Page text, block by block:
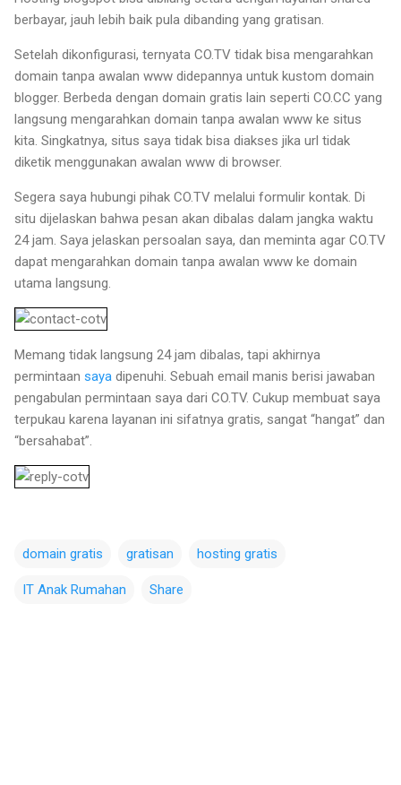
berbayar, jauh lebih baik pula dibanding yang gratisan.
Setelah dikonfigurasi, ternyata CO.TV tidak bisa mengarahkan
domain tanpa awalan www didepannya untuk kustom domain
blogger. Berbeda dengan domain gratis lain seperti CO.CC yang
langsung mengarahkan domain tanpa awalan www ke situs
kita. Singkatnya, situs saya tidak bisa diakses jika url tidak
diketik menggunakan awalan www di browser.
Segera saya hubungi pihak CO.TV melalui formulir kontak. Di
situ dijelaskan bahwa pesan akan dibalas dalam jangka waktu
24 jam. Saya jelaskan persoalan saya, dan meminta agar CO.TV
dapat mengarahkan domain tanpa awalan www ke domain
utama langsung.
Memang tidak langsung 24 jam dibalas, tapi akhirnya
permintaan saya dipenuhi. Sebuah email manis berisi jawaban
pengabulan permintaan saya dari CO.TV. Cukup membuat saya
terpukau karena layanan ini sifatnya gratis, sangat “hangat” dan
“bersahabat”.
domain gratis gratisan hosting gratis
IT Anak Rumahan Share